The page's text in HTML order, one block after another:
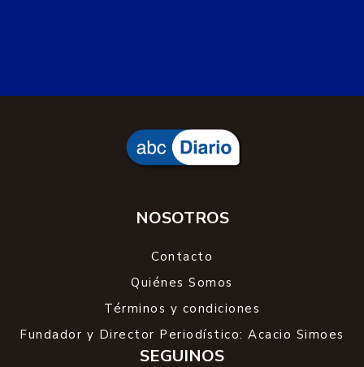
NOSOTROS
Contacto
Quiénes Somos
Términos y condiciones
Fundador y Director Periodístico: Acacio Simoes
SEGUINOS